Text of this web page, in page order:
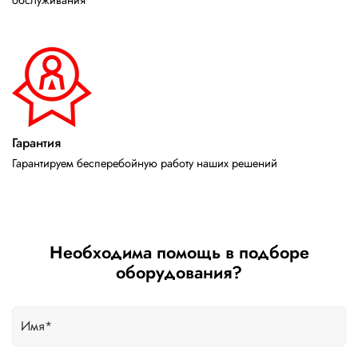
Гарантия
Гарантируем бесперебойную работу наших решений
Необходима помощь в подборе
оборудования?